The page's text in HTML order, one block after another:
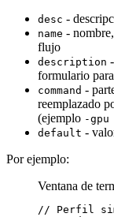
desc -
name -
flujo
description
formulario
command -
reemplazado
(ejemplo -gpu
default -
Por ejemplo:
Ventana de
// Perfil